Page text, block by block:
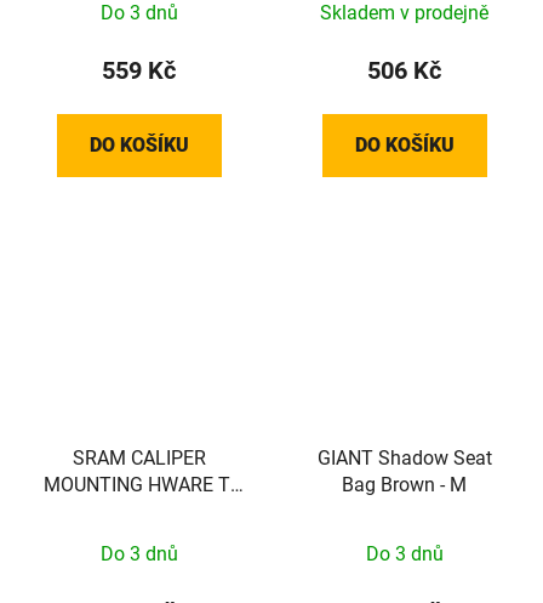
Do 3 dnů
559 Kč
DO KOŠÍKU
Skladem v prodejně
506 Kč
DO KOŠÍKU
SRAM CALIPER
MOUNTING HWARE TI
Do 3 dnů
GIANT Shadow Seat
Bag Brown - M
Do 3 dnů